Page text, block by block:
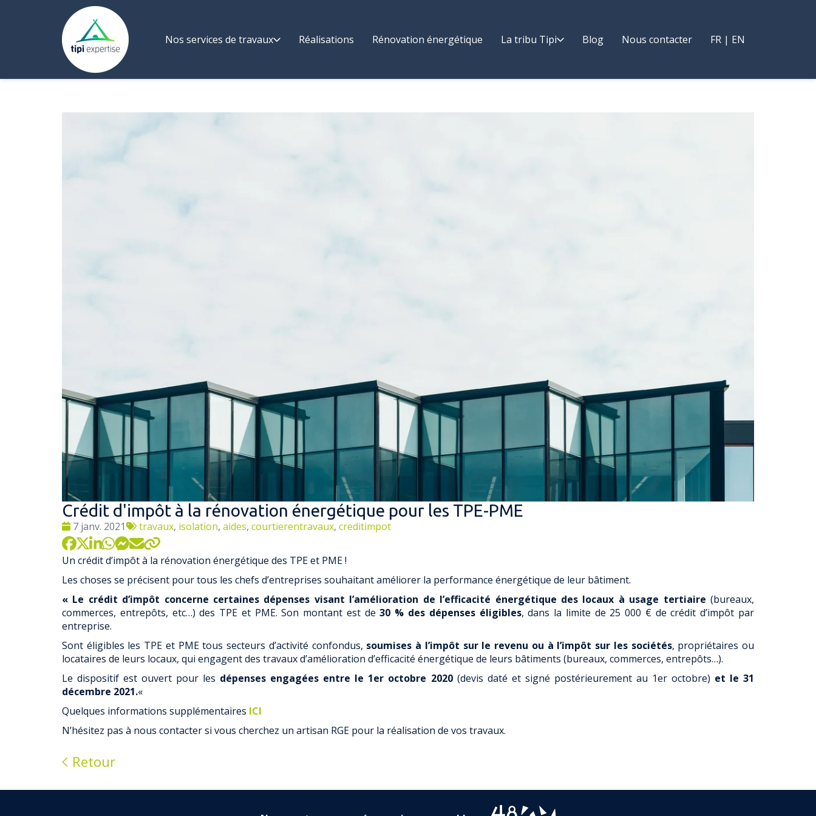
Nos services de travaux Réalisations Rénovation énergétique La tribu Tipi Blog Nous contacter FR | EN
Crédit d'impôt à la rénovation énergétique pour les TPE-PME
Date
:
7 janv. 2021
Tags
:
travaux, isolation, aides, courtierentravaux, creditimpot
Un crédit d’impôt à la rénovation énergétique des TPE et PME !
Les choses se précisent pour tous les chefs d’entreprises souhaitant améliorer la performance énergétique de leur bâtiment.
« Le crédit d’impôt concerne certaines dépenses visant l’amélioration de l’efficacité énergétique des locaux à usage tertiaire (bureaux,
commerces, entrepôts, etc…) des TPE et PME. Son montant est de30 % des dépenses éligibles, dans la limite de 25 000 € de crédit d’impôt par
entreprise.
Sont éligibles les TPE et PME tous secteurs d’activité confondus, soumises à l’impôt sur le revenu ou à l’impôt sur les sociétés, propriétaires ou
locataires de leurs locaux, qui engagent des travaux d’amélioration d’efficacité énergétique de leurs bâtiments (bureaux, commerces, entrepôts…).
Le dispositif est ouvert pour les dépenses engagées entre le 1er octobre 2020(devis daté et signé postérieurement au 1er octobre) et le 31
décembre 2021.«
Quelques informations supplémentaires ICI
N’hésitez pas à nous contacter si vous cherchez un artisan RGE pour la réalisation de vos travaux.
Retour